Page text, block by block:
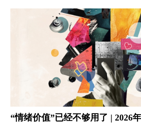
的“矛盾心态（Ambivalence）”。
示了一个被大多数品牌忽略的真相——使用
们正处于一种“边怀疑、边依赖”的灰色地
度，却又在深夜为数据的去向感到不安。
告诉我们，在 AI 时代，速度换不来忠诚，
责，才能在这片数字丛林里锚定最后的安全
“情绪价值”已经不够用了 | 2026